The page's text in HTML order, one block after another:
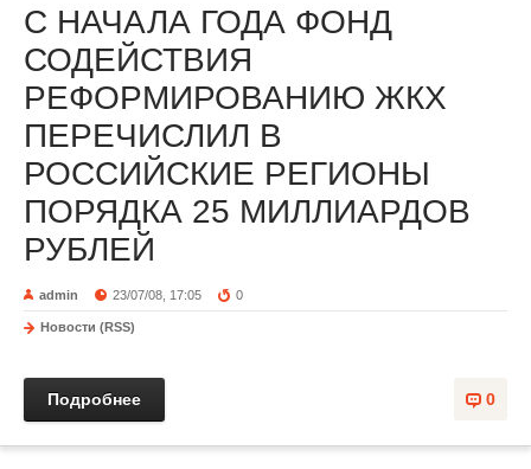
С НАЧАЛА ГОДА ФОНД
СОДЕЙСТВИЯ
РЕФОРМИРОВАНИЮ ЖКХ
ПЕРЕЧИСЛИЛ В
РОССИЙСКИЕ РЕГИОНЫ
ПОРЯДКА 25 МИЛЛИАРДОВ
РУБЛЕЙ
admin 23/07/08, 17:05 0
Новости (RSS)
0
Подробнее